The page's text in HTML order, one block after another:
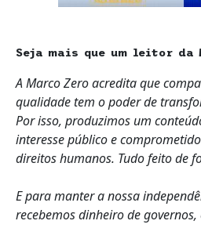
Seja mais que um leitor da
A Marco Zero acredita que
qualidade tem o poder de
Por isso, produzimos um
interesse público e
direitos humanos. Tudo feito de
E para manter a nossa
recebemos dinheiro de